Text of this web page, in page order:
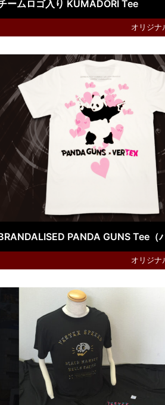
ームロゴ入り KUMADORI Tee
オリジナ
オリジナ